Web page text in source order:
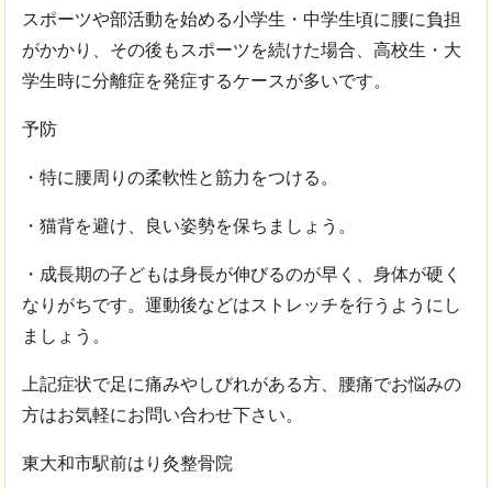
スポーツや部活動を始める小学生・中学生頃に腰に負担
がかかり、その後もスポーツを続けた場合、高校生・大
学生時に分離症を発症するケースが多いです。
予防
・特に腰周りの柔軟性と筋力をつける。
・猫背を避け、良い姿勢を保ちましょう。
・成長期の子どもは身長が伸びるのが早く、身体が硬く
なりがちです。運動後などはストレッチを行うようにし
ましょう。
上記症状で足に痛みやしびれがある方、腰痛でお悩みの
方はお気軽にお問い合わせ下さい。
東大和市駅前はり灸整骨院